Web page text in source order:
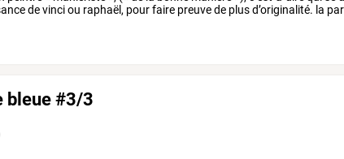
devinciou raphaël, pourfaire preuvede plusd’originalité. la
bleue #3/3